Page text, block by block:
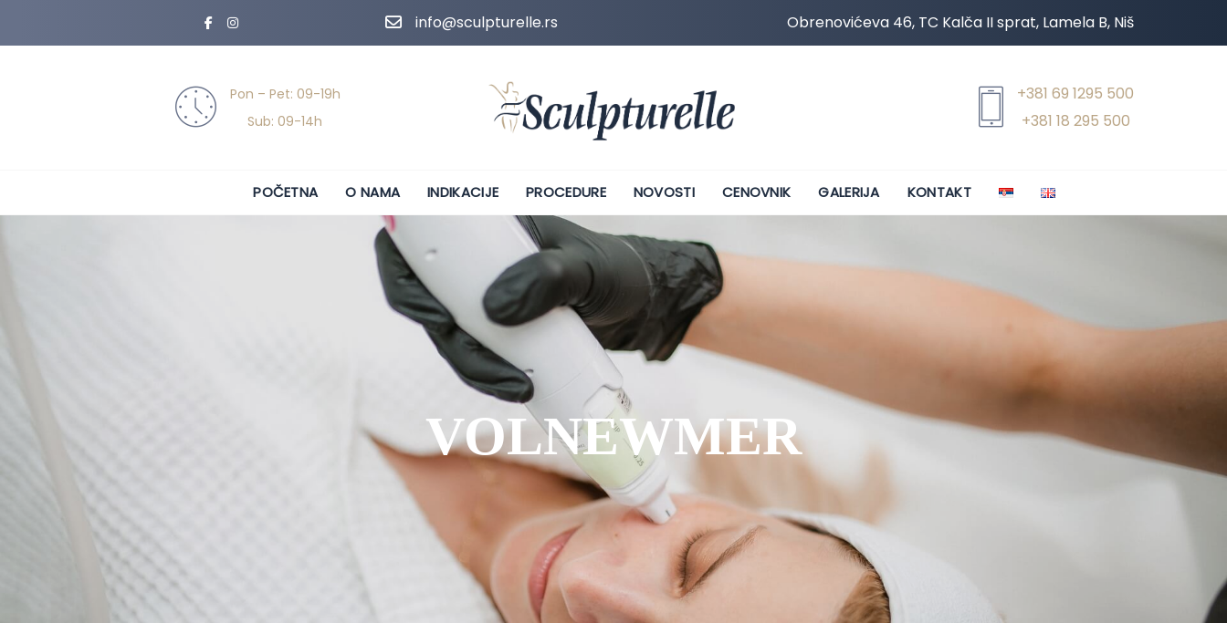
info@sculpturelle.rs Obrenovićeva 46, TC Kalča II sprat, Lamela B, Niš
Pon – Pet: 09-19h
Sub: 09-14h
+381 69 1295 500
+381 18 295 500
POČETNA O NAMA INDIKACIJE PROCEDURE NOVOSTI CENOVNIK GALERIJA KONTAKT
VOLNEWMER